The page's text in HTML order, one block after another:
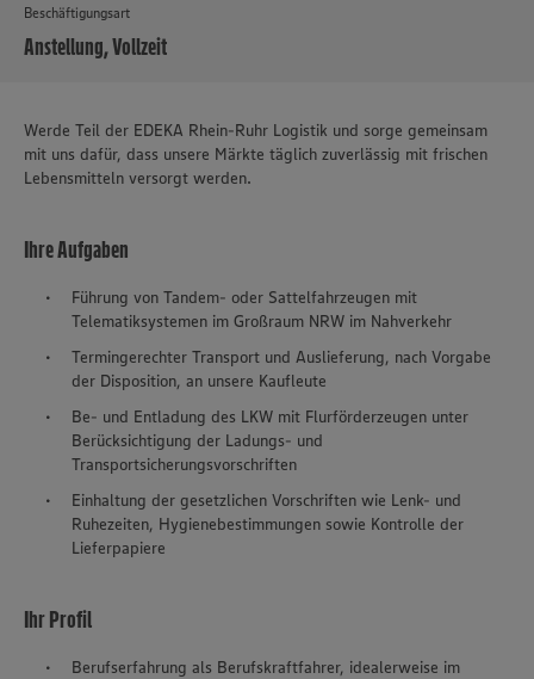
Beschäftigungsart
Anstellung, Vollzeit
Werde Teil der EDEKA Rhein-Ruhr Logistik und sorge gemeinsam
mit uns dafür, dass unsere Märkte täglich zuverlässig mit frischen
Lebensmitteln versorgt werden.
Ihre Aufgaben
Führung von Tandem- oder Sattelfahrzeugen mit
Telematiksystemen im Großraum NRW im Nahverkehr
Termingerechter Transport und Auslieferung, nach Vorgabe
der Disposition, an unsere Kaufleute
Be- und Entladung des LKW mit Flurförderzeugen unter
Berücksichtigung der Ladungs- und
Transportsicherungsvorschriften
Einhaltung der gesetzlichen Vorschriften wie Lenk- und
Ruhezeiten, Hygienebestimmungen sowie Kontrolle der
Lieferpapiere
Ihr Profil
Berufserfahrung als Berufskraftfahrer, idealerweise im